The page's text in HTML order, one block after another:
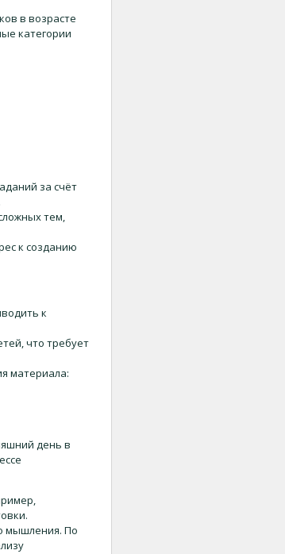
в возрасте
категории
за счёт
тем,
к созданию
к
что требует
материала:
день в
мышления. По